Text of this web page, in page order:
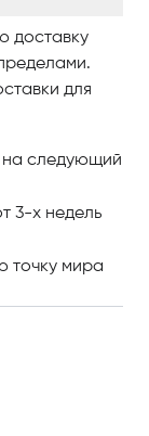
доставку
для
на следующий
3-х недель
точку мира